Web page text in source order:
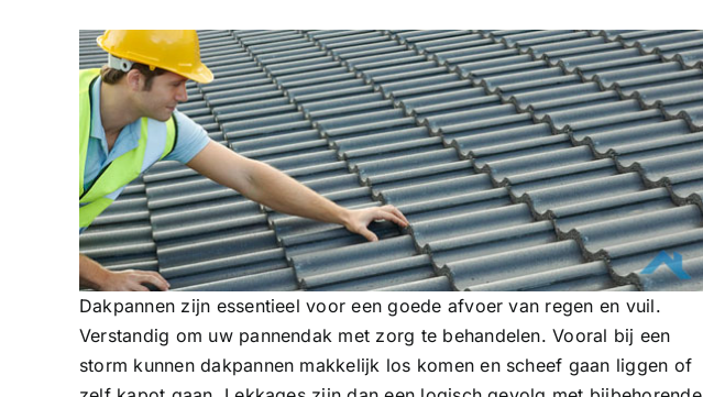
Dakpannen zijn essentieel voor een goede afvoer van regen en vuil.
Verstandig om uw pannendak met zorg te behandelen. Vooral bij een
storm kunnen dakpannen makkelijk los komen en scheef gaan liggen of